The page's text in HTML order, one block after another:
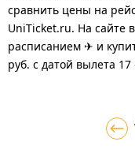
сравнить цены на
UniTicket.ru. На сайте
расписанием ✈ и
руб. с датой вылета 17